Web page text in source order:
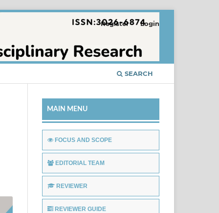
SEARCH
Register Login
MAIN MENU
FOCUS AND SCOPE
EDITORIAL TEAM
REVIEWER
REVIEWER GUIDE